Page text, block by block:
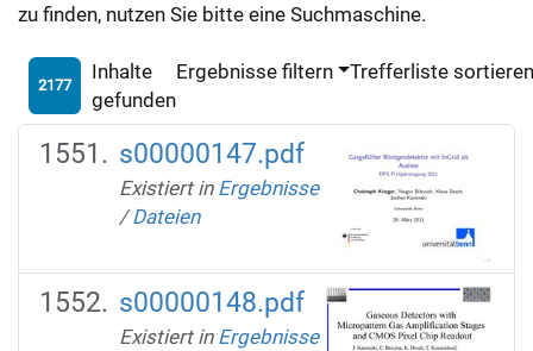
zu finden, nutzen Sie bitte eine Suchmaschine.
2177
Inhalte
gefunden
Ergebnisse filtern Trefferliste
s00000147.pdf
Existiert in Ergebnisse
/Dateien
s00000148.pdf
Existiert in Ergebnisse